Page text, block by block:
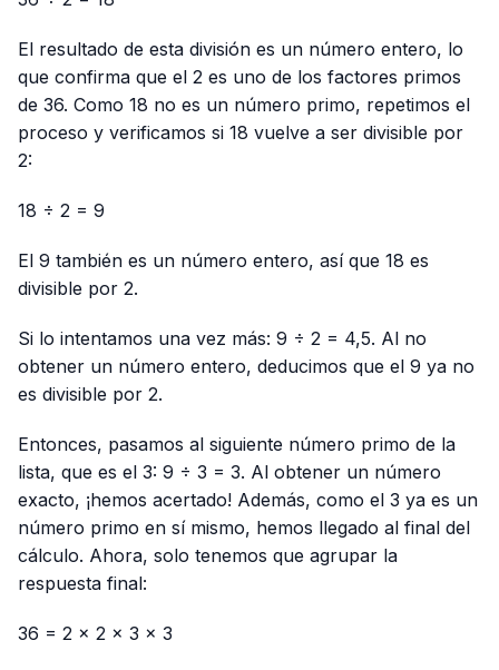
El resultado de esta división es un número entero, lo
que confirma que el 2 es uno de los factores primos
de 36. Como 18 no es un número primo, repetimos el
proceso y verificamos si 18 vuelve a ser divisible por
2:
18 ÷ 2 = 9
El 9 también es un número entero, así que 18 es
divisible por 2.
Si lo intentamos una vez más: 9 ÷ 2 = 4,5. Al no
obtener un número entero, deducimos que el 9 ya no
es divisible por 2.
Entonces, pasamos al siguiente número primo de la
lista, que es el 3: 9 ÷ 3 = 3. Al obtener un número
exacto, ¡hemos acertado! Además, como el 3 ya es un
número primo en sí mismo, hemos llegado al final del
cálculo. Ahora, solo tenemos que agrupar la
respuesta final:
36 = 2 × 2 × 3 × 3